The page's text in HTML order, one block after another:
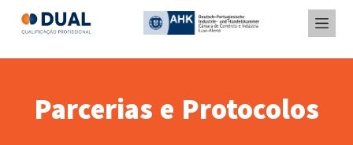
Parcerias e Protocolos